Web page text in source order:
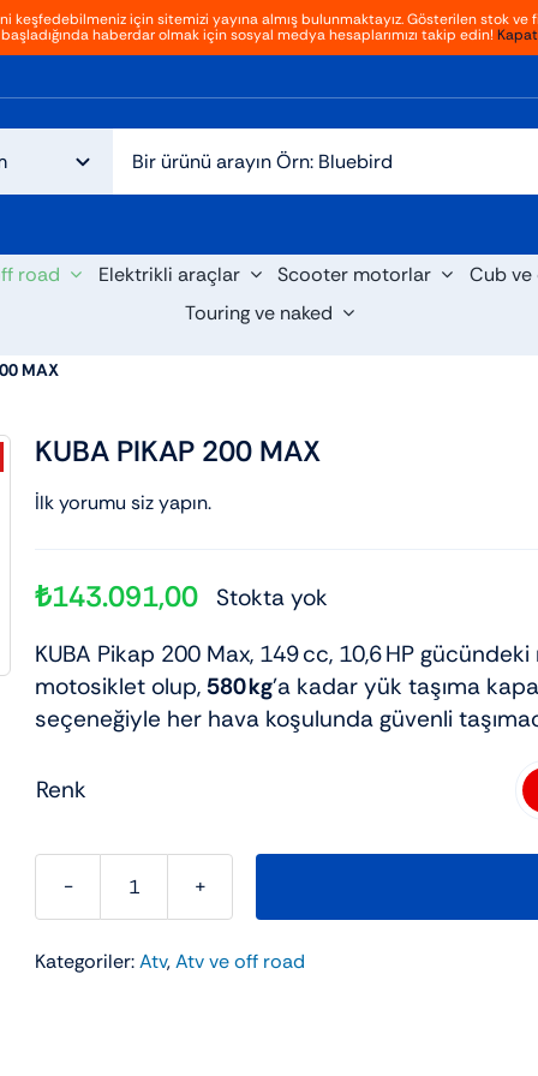
keşfedebilmeniz için sitemizi yayına almış bulunmaktayız. Gösterilen stok
başladığında haberdar olmak için sosyal medya hesaplarımızı takip edin! Kapat
Şehir Bisikleti Çanta
road Elektrikli araçlar Scooter motorlar Cub ve
Touring ve naked
MAX
KUBA PIKAP 200 MAX
İlk yorumu siz yapın.
₺143.091,00
Stokta yok
KUBA Pikap 200 Max, 149 cc, 10,6 HP
motosiklet olup,580 kg’a kadar yük taşıma
seçeneğiyle her hava koşulunda güvenli
Renk
KUBA
200
Kategoriler:Atv,Atv ve off road